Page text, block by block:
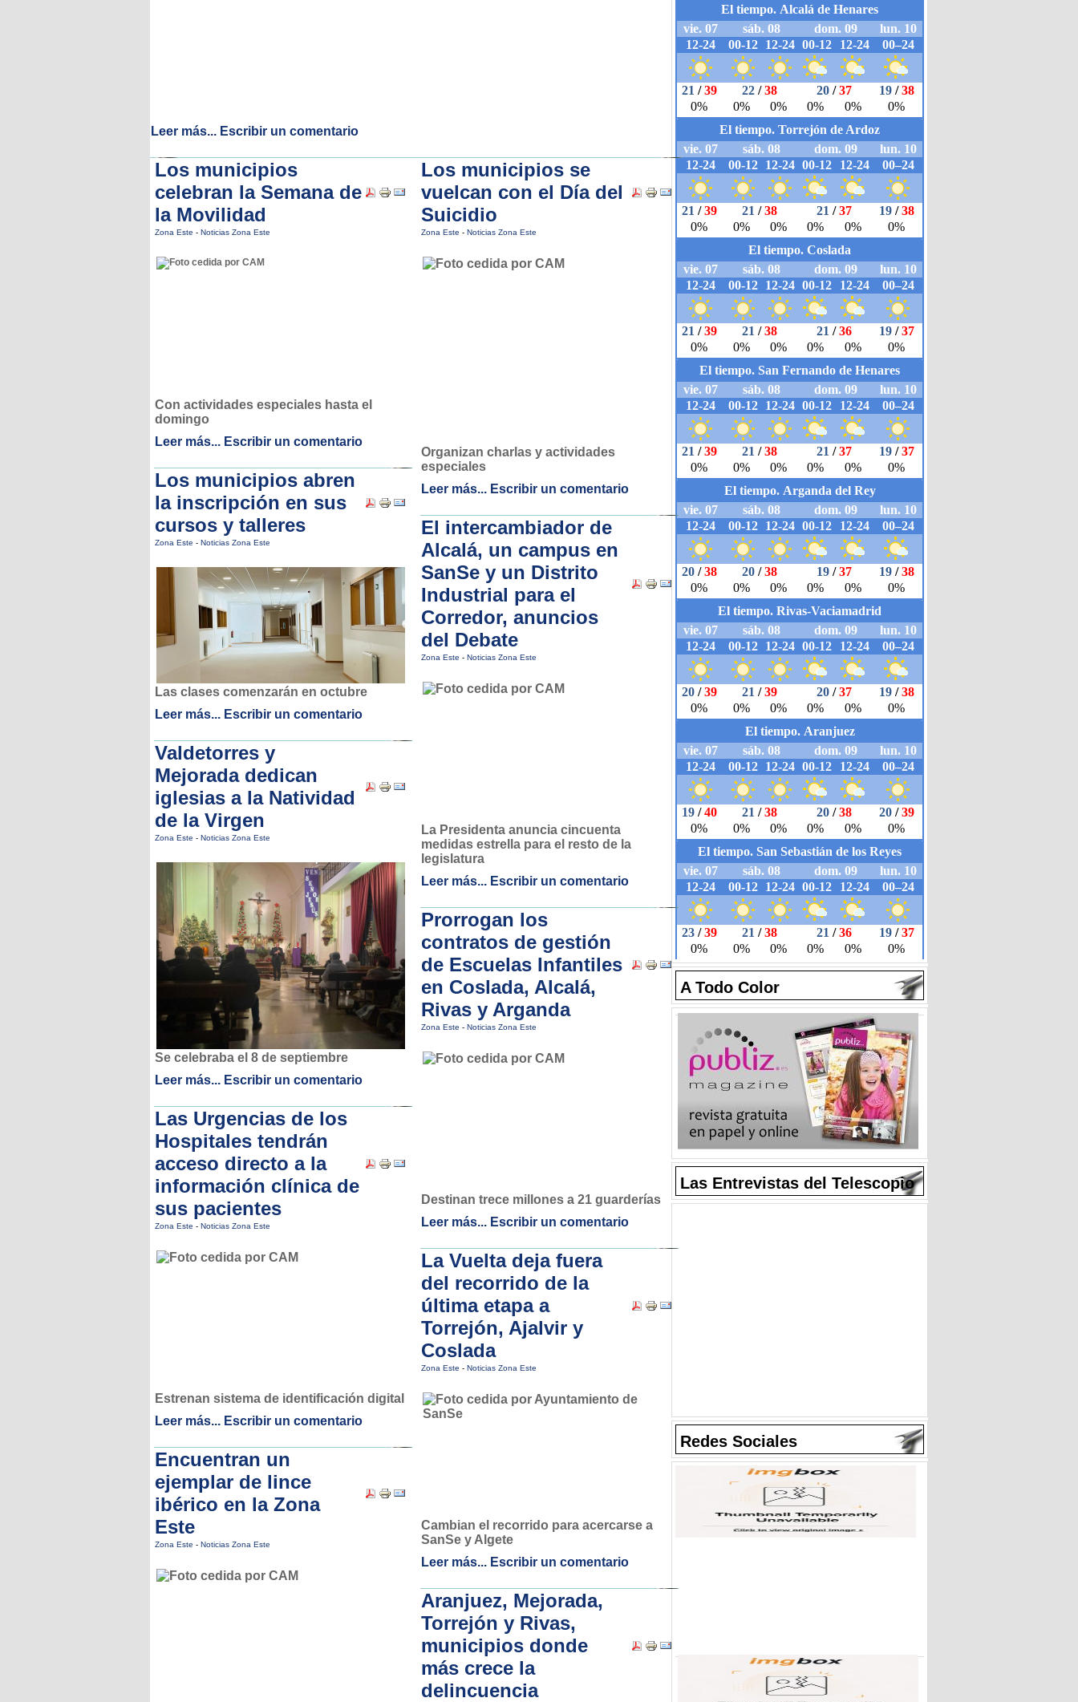
Leer más... Escribir un comentario
Los municipios
celebran la Semana de
la Movilidad
Zona Este - Noticias Zona Este
Con actividades especiales hasta el
domingo
Leer más... Escribir un comentario
Los municipios abren
la inscripción en sus
cursos y talleres
Zona Este - Noticias Zona Este
Las clases comenzarán en octubre
Leer más... Escribir un comentario
Valdetorres y
Mejorada dedican
iglesias a la Natividad
de la Virgen
Zona Este - Noticias Zona Este
Se celebraba el 8 de septiembre
Leer más... Escribir un comentario
Las Urgencias de los
Hospitales tendrán
acceso directo a la
información clínica de
sus pacientes
Zona Este - Noticias Zona Este
Estrenan sistema de identificación digital
Leer más... Escribir un comentario
Encuentran un
ejemplar de lince
ibérico en la Zona
Este
Zona Este - Noticias Zona Este
Los municipios se
vuelcan con el Día del
Suicidio
Zona Este - Noticias Zona Este
Organizan charlas y actividades
especiales
Leer más... Escribir un comentario
El intercambiador de
Alcalá, un campus en
SanSe y un Distrito
Industrial para el
Corredor, anuncios
del Debate
Zona Este - Noticias Zona Este
La Presidenta anuncia cincuenta
medidas estrella para el resto de la
legislatura
Leer más... Escribir un comentario
Prorrogan los
contratos de gestión
de Escuelas Infantiles
en Coslada, Alcalá,
Rivas y Arganda
Zona Este - Noticias Zona Este
Destinan trece millones a 21 guarderías
Leer más... Escribir un comentario
La Vuelta deja fuera
del recorrido de la
última etapa a
Torrejón, Ajalvir y
Coslada
Zona Este - Noticias Zona Este
Cambian el recorrido para acercarse a
SanSe y Algete
Leer más... Escribir un comentario
Aranjuez, Mejorada,
Torrejón y Rivas,
municipios donde
más crece la
delincuencia
A Todo Color
Las Entrevistas del Telescopio
Redes Sociales